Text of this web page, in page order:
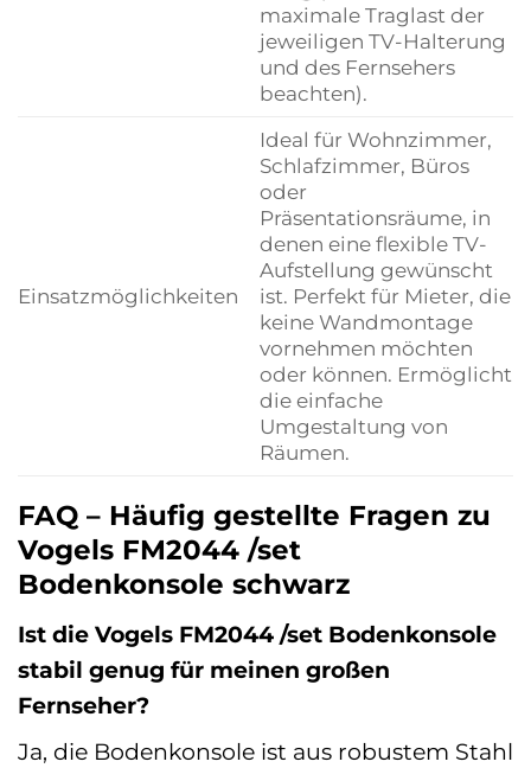
maximale Traglast der
jeweiligen TV-Halterung
und des Fernsehers
beachten).
Einsatzmöglichkeiten
Ideal für Wohnzimmer,
Schlafzimmer, Büros
oder
Präsentationsräume, in
denen eine flexible TV-
Aufstellung gewünscht
ist. Perfekt für Mieter, die
keine Wandmontage
vornehmen möchten
oder können. Ermöglicht
die einfache
Umgestaltung von
Räumen.
FAQ – Häufig gestellte Fragen zu
Vogels FM2044 /set
Bodenkonsole schwarz
Ist die Vogels FM2044 /set Bodenkonsole
stabil genug für meinen großen
Fernseher?
Ja, die Bodenkonsole ist aus robustem Stahl